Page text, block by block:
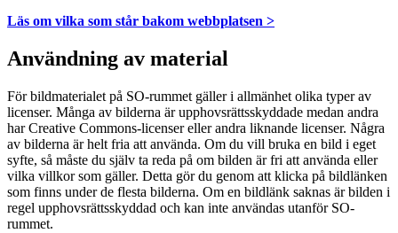
Läs om vilka som står bakom webbplatsen >
Användning av material
För bildmaterialet på SO-rummet gäller i allmänhet olika typer av
licenser. Många av bilderna är upphovsrättsskyddade medan andra
har Creative Commons-licenser eller andra liknande licenser. Några
av bilderna är helt fria att använda. Om du vill bruka en bild i eget
syfte, så måste du själv ta reda på om bilden är fri att använda eller
vilka villkor som gäller. Detta gör du genom att klicka på bildlänken
som finns under de flesta bilderna. Om en bildlänk saknas är bilden i
regel upphovsrättsskyddad och kan inte användas utanför SO-
rummet.